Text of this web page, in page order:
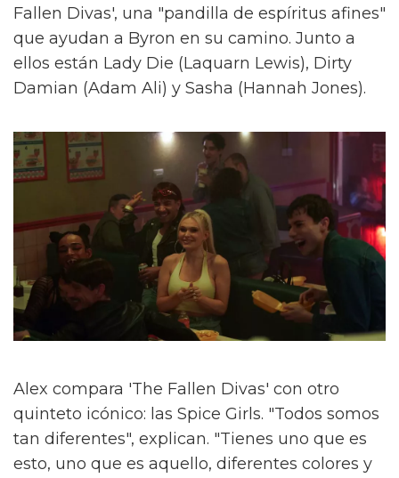
Fallen Divas', una "pandilla de espíritus afines"
que ayudan a Byron en su camino. Junto a
ellos están Lady Die (Laquarn Lewis), Dirty
Damian (Adam Ali) y Sasha (Hannah Jones).
Alex compara 'The Fallen Divas' con otro
quinteto icónico: las Spice Girls. "Todos somos
tan diferentes", explican. "Tienes uno que es
esto, uno que es aquello, diferentes colores y